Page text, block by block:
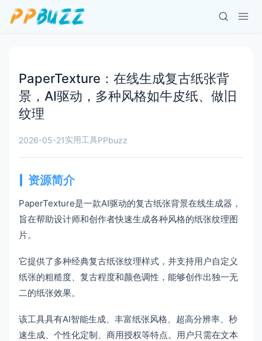
PaperTexture：在线生成复古纸张背
景，AI驱动，多种风格如牛皮纸、做旧
纹理
2026-05-21实用工具PPbuzz
资源简介
PaperTexture是一款AI驱动的复古纸张背景在线生成器，
旨在帮助设计师和创作者快速生成各种风格的纸张纹理图
片。
它提供了多种经典复古纸张纹理样式，并支持用户自定义
纸张的粗糙度、复古程度和颜色调性，能够创作出独一无
二的纸张效果。
该工具具有AI智能生成、丰富纸张风格、超高分辨率、秒
速生成、个性化定制、商用授权等特点。用户只需在文本